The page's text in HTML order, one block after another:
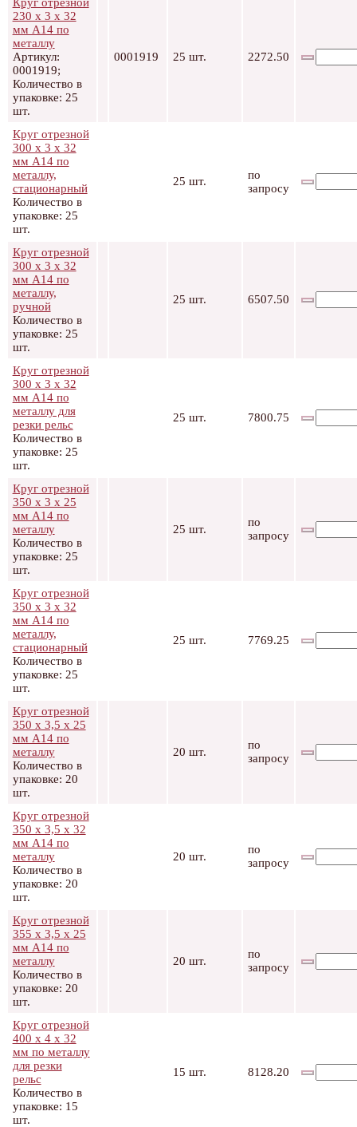
230 х 3 х 32
мм А14 по
металлу
Артикул:
0001919;
Количество в
упаковке: 25
шт.
0001919 25 шт. 2272.50
Круг отрезной
300 х 3 х 32
мм А14 по
металлу,
стационарный
Количество в
упаковке: 25
шт.
25 шт.
по
запросу
Круг отрезной
300 х 3 х 32
мм А14 по
металлу,
ручной
Количество в
упаковке: 25
шт.
25 шт. 6507.50
Круг отрезной
300 х 3 х 32
мм А14 по
металлу для
резки рельс
Количество в
упаковке: 25
шт.
25 шт. 7800.75
Круг отрезной
350 х 3 х 25
мм А14 по
металлу
Количество в
упаковке: 25
шт.
25 шт.
по
запросу
Круг отрезной
350 х 3 х 32
мм А14 по
металлу,
стационарный
Количество в
упаковке: 25
шт.
25 шт. 7769.25
Круг отрезной
350 х 3,5 х 25
мм А14 по
металлу
Количество в
упаковке: 20
шт.
20 шт.
по
запросу
Круг отрезной
350 х 3,5 х 32
мм А14 по
металлу
Количество в
упаковке: 20
шт.
20 шт.
по
запросу
Круг отрезной
355 х 3,5 х 25
мм А14 по
металлу
Количество в
упаковке: 20
шт.
20 шт.
по
запросу
Круг отрезной
400 х 4 х 32
мм по металлу
для резки
рельс
Количество в
упаковке: 15
шт.
15 шт. 8128.20